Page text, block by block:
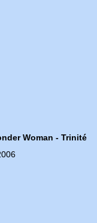
Woman - Trinité